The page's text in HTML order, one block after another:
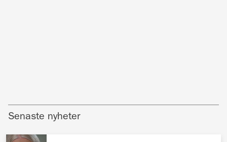
Senaste nyheter